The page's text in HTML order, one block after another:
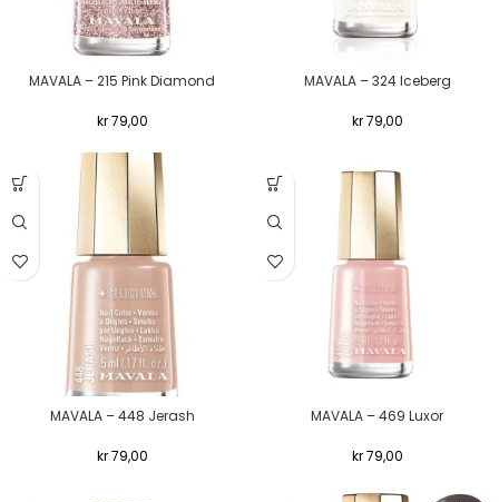
MAVALA – 215 Pink Diamond
kr79,00
MAVALA – 324 Iceberg
kr79,00
MAVALA – 448 Jerash
kr79,00
MAVALA – 469 Luxor
kr79,00